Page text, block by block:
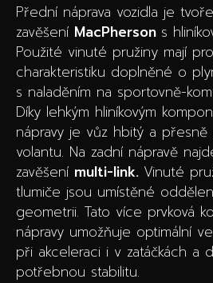
Přední náprava vozidla je
zavěšení MacPherson s
Použité vinuté pružiny mají
charakteristiku doplněné o
s naladěním na sportovně-
Díky lehkým hliníkovým
nápravy je vůz hbitý a
volantu. Na zadní nápravě
zavěšení multi-link. Vinuté
tlumiče jsou umístěné
geometrii. Tato více prvková
nápravy umožňuje optimální
při akceleraci i v zatáčkách a
potřebnou stabilitu.